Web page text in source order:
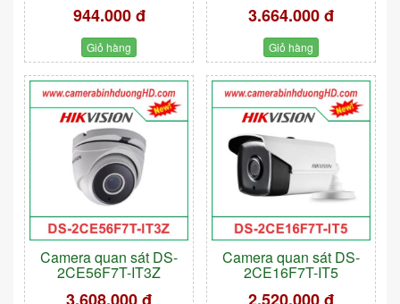
944.000 đ
Giỏ hàng
3.664.000 đ
Giỏ hàng
Camera quan sát DS-
2CE56F7T-IT3Z
Camera quan sát DS-
2CE16F7T-IT5